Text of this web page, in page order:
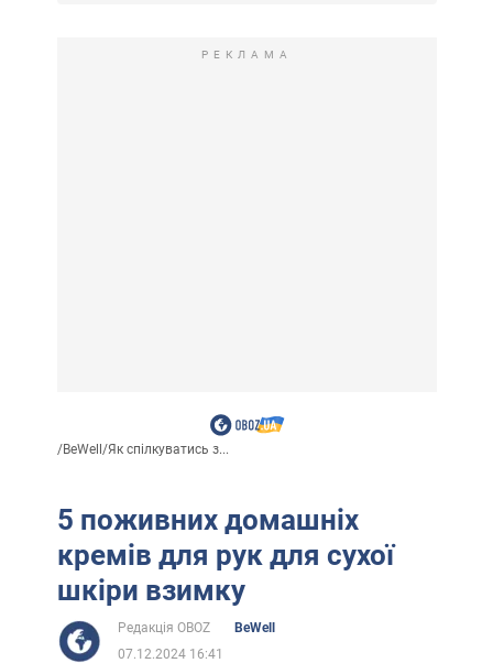
РЕКЛАМА
/BeWell/Як спілкуватись з...
5 поживних домашніх
кремів для рук для сухої
шкіри взимку
Редакція OBOZ
BeWell
07.12.2024 16:41